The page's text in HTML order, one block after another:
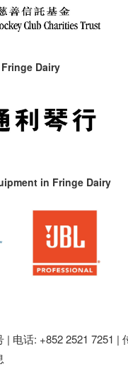
Fringe Dairy
in Fringe Dairy
| 电话: +852 2521 7251 |